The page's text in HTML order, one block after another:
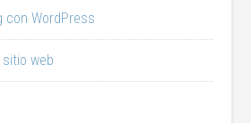
con WordPress
web